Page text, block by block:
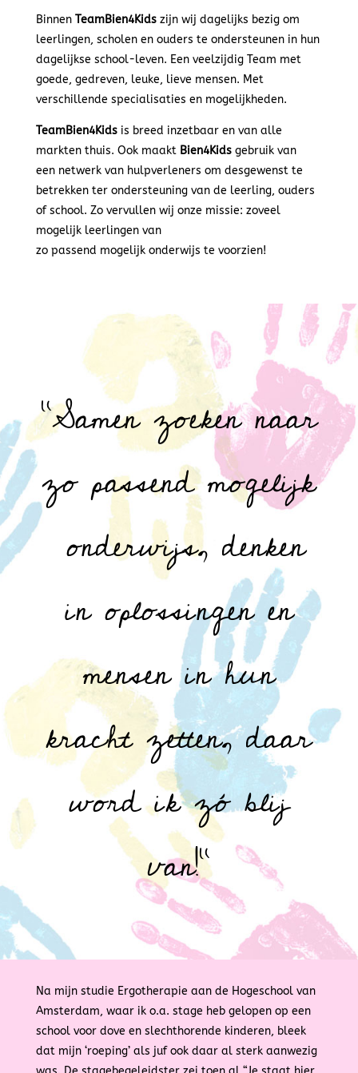
Binnen TeamBien4Kidszijn wij dagelijks bezig om
leerlingen, scholen en ouders te ondersteunen in hun
dagelijkse school-leven. Een veelzijdig Team met
goede, gedreven, leuke, lieve mensen. Met
verschillende specialisaties en mogelijkheden.
TeamBien4Kidsis breed inzetbaar en van alle
markten thuis. Ook maakt Bien4Kidsgebruik van
een netwerk van hulpverleners om desgewenst te
betrekken ter ondersteuning van de leerling, ouders
of school. Zo vervullen wij onze missie: zoveel
mogelijk leerlingen van
zo passend mogelijk onderwijs te voorzien!
“Samen zoeken naar
zo passend mogelijk
onderwijs, denken
in oplossingen en
mensen in hun
kracht zetten, daar
word ik zó blij
van!”
Na mijn studie Ergotherapie aan de Hogeschool van
Amsterdam, waar ik o.a. stage heb gelopen op een
school voor dove en slechthorende kinderen, bleek
dat mijn ‘roeping’ als juf ook daar al sterk aanwezig